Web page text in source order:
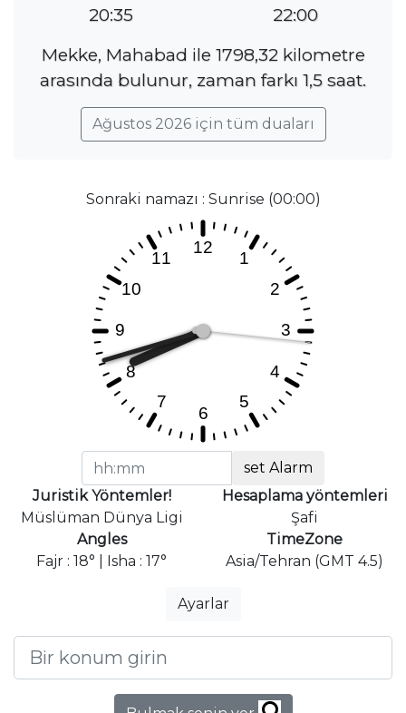
20:35
22:00
Mekke, Mahabad ile 1798,32 kilometre
arasında bulunur, zaman farkı 1,5 saat.
Ağustos 2026 için tüm duaları
Sonraki namazı : Sunrise (00:00)
set Alarm
Juristik Yöntemler!
Müslüman Dünya Ligi
Hesaplama yöntemleri
Şafi
Angles
Fajr : 18° | Isha : 17°
TimeZone
Asia/Tehran (GMT 4.5)
Ayarlar